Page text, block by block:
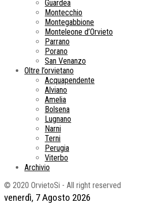
venerdì, 7 Agosto 2026
Guardea
Montecchio
Montegabbione
Monteleone d’Orvieto
Parrano
Porano
San Venanzo
Oltre l’orvietano
Acquapendente
Alviano
Amelia
Bolsena
Lugnano
Narni
Terni
Perugia
Viterbo
Archivio
© 2020 OrvietoSi - All right reserved